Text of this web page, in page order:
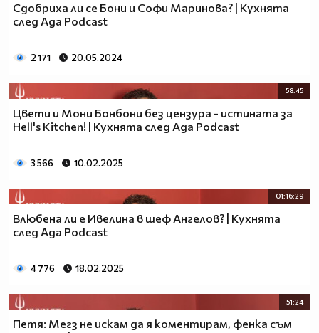
Сдобриха ли се Бони и Софи Маринова? | Кухнята
след Ада Podcast
2 171 20.05.2024
58:45
Цвети и Мони Бонбони без цензура - истината за
Hell's Kitchen! | Кухнята след Ада Podcast
3 566 10.02.2025
01:16:29
Влюбена ли е Ивелина в шеф Ангелов? | Кухнята
след Ада Podcast
4 776 18.02.2025
51:24
Петя: Мегз не искам да я коментирам, фенка съм